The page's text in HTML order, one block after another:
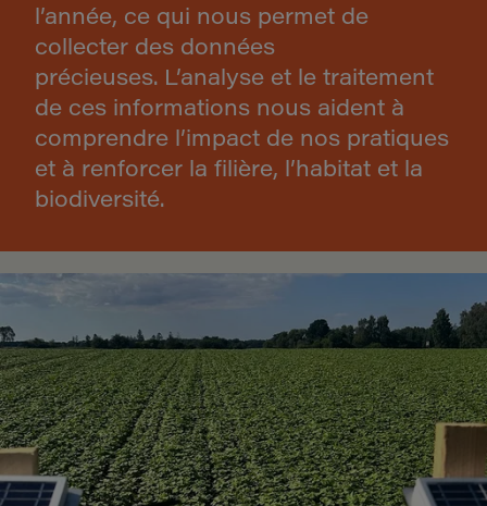
l’année, ce qui nous permet de
collecter des données
précieuses. L’analyse et le traitement
de ces informations nous aident à
comprendre l’impact de nos pratiques
et à renforcer la filière, l’habitat et la
biodiversité.